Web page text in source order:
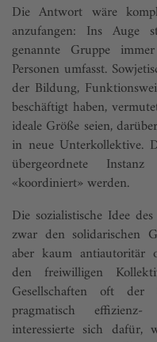
Die Antwort wäre
anzufangen: Ins Auge
genannte Gruppe
Personen umfasst.
der Bildung,
beschäftigt haben,
ideale Größe seien,
in neue Unterkollektive.
übergeordnete
«koordiniert» werden.
Die sozialistische Idee
zwar den solidarischen
aber kaum antiautoritär
den freiwilligen
Gesellschaften oft
pragmatisch
interessierte sich